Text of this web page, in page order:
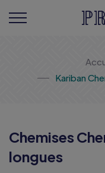
Kariban
Chemises
longues